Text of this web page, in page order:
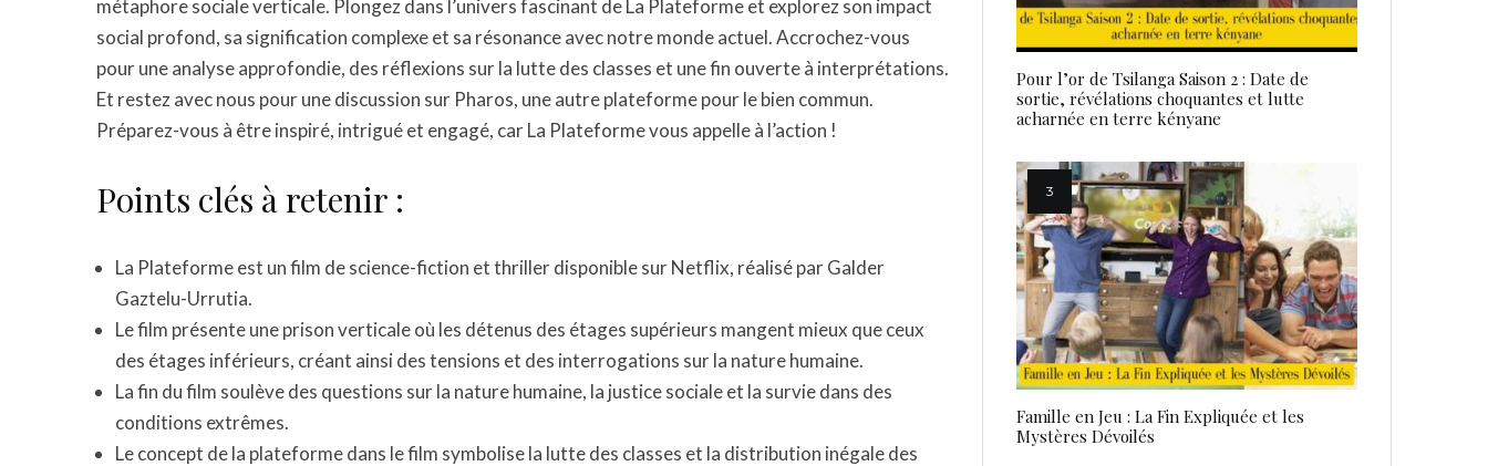
métaphore sociale verticale. Plongez dans l’univers fascinant de La Plateforme et explorez son impact
social profond, sa signification complexe et sa résonance avec notre monde actuel. Accrochez-vous
pour une analyse approfondie, des réflexions sur la lutte des classes et une fin ouverte à interprétations.
Et restez avec nous pour une discussion sur Pharos, une autre plateforme pour le bien commun.
Préparez-vous à être inspiré, intrigué et engagé, car La Plateforme vous appelle à l’action !
Points clés à retenir :
La Plateforme est un film de science-fiction et thriller disponible sur Netflix, réalisé par Galder
Gaztelu-Urrutia.
Le film présente une prison verticale où les détenus des étages supérieurs mangent mieux que ceux
des étages inférieurs, créant ainsi des tensions et des interrogations sur la nature humaine.
La fin du film soulève des questions sur la nature humaine, la justice sociale et la survie dans des
conditions extrêmes.
Le concept de la plateforme dans le film symbolise la lutte des classes et la distribution inégale des
Pour l’or de Tsilanga Saison 2 : Date de
sortie, révélations choquantes et lutte
acharnée en terre kényane
Famille en Jeu : La Fin Expliquée et les
Mystères Dévoilés